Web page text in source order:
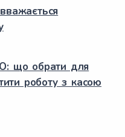
що обрати для
роботу з касою